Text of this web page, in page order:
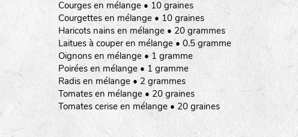
Courges en mélange • 10 graines
Courgettes en mélange • 10 graines
Haricots nains en mélange • 20 grammes
Laitues à couper en mélange • 0.5 gramme
Oignons en mélange • 1 gramme
Poirées en mélange • 1 gramme
Radis en mélange • 2 grammes
Tomates en mélange • 20 graines
Tomates cerise en mélange • 20 graines